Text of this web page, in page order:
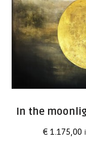
In the
€ 1.175,00